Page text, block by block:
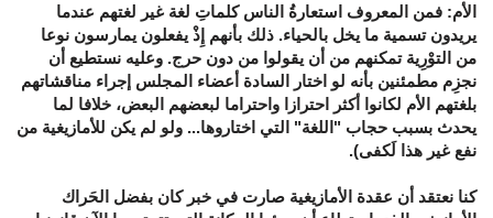
الأم: فمن المعروف استعارةُ الناس كلماتِ لغة غير لغتهم عندما
يريدون تسمية ما يخل بالحياء. ذلك بأنهم إِذْ يفعلون يمارسون نوعا
من التوْرِية تمكنهم من أن يقولوا من دون حرج. وعليه نستطيع أن
نجزِم مطمئنين بأنه لو اختار السادة أعضاء المجلس إجراء مناقشاتهم
بلغتهم الأم لكانوا أكثر احترازا واحتراما لبعضهم البعض، خلافا لما
يحدث بسبب حجاب "اللغة" التي اختاروها... ولو لم يكن للأمازيغية من
نفع غير هذا لَكفى).
كنا نعتقد أن عقدة الأمازيغية صارت في خبر كان بفضل الحَراك